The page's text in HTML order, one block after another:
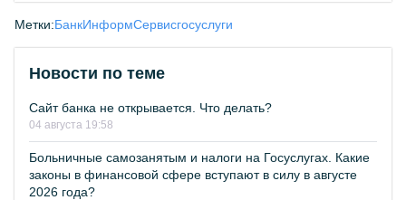
Метки:БанкИнформСервисгосуслуги
Новости по теме
Сайт банка не открывается. Что делать?
04 августа 19:58
Больничные самозанятым и налоги на Госуслугах. Какие
законы в финансовой сфере вступают в силу в августе
2026 года?